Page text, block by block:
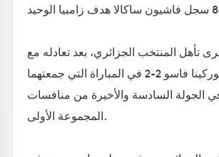
تأهل المنتخب الجزائري، بعد تعادله مع
ضيفه منتخب بوركينا فاسو 2-2 في المباراة التي جمعتهما
في الجولة السادسة والأخيرة من منافسات
المجموعة الأولى.